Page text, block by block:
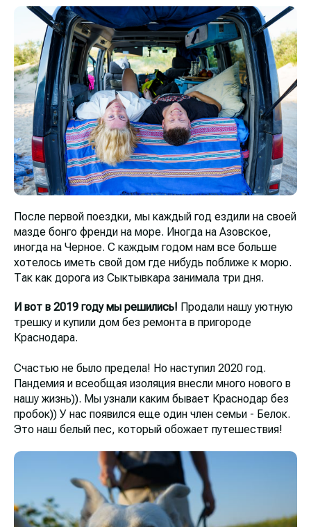
После первой поездки, мы каждый год ездили на своей
мазде бонго френди на море. Иногда на Азовское,
иногда на Черное. С каждым годом нам все больше
хотелось иметь свой дом где нибудь поближе к морю.
Так как дорога из Сыктывкара занимала три дня.
И вот в 2019 году мы решились! Продали нашу уютную
трешку и купили дом без ремонта в пригороде
Краснодара.
Счастью не было предела! Но наступил 2020 год.
Пандемия и всеобщая изоляция внесли много нового в
нашу жизнь)). Мы узнали каким бывает Краснодар без
пробок)) У нас появился еще один член семьи - Белок.
Это наш белый пес, который обожает путешествия!